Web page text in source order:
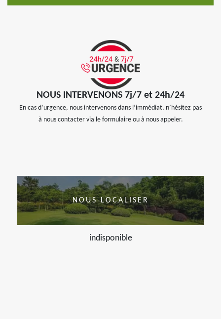
NOUS INTERVENONS 7j/7 et 24h/24
En cas d’urgence, nous intervenons dans l’immédiat, n’hésitez pas
à nous contacter via le formulaire ou à nous appeler.
NOUS LOCALISER
indisponible